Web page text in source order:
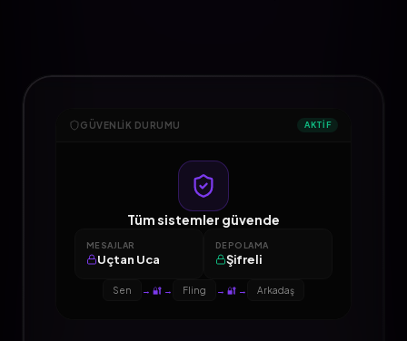
GÜVENLIK DURUMU AKTİF
Tüm sistemler güvende
MESAJLAR
Uçtan Uca
DEPOLAMA
Şifreli
Sen → 🔐 → Fling → 🔐 → Arkadaş